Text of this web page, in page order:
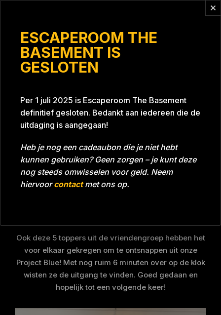
ESCAPEROOM THE
BASEMENT IS
GESLOTEN
Per 1 juli 2025 is Escaperoom The Basement
definitief gesloten. Bedankt aan iedereen die de
uitdaging is aangegaan!
Heb je nog een cadeaubon die je niet hebt
kunnen gebruiken? Geen zorgen – je kunt deze
nog steeds omwisselen voor geld. Neem
hiervoorcontactmet ons op.
Tijd 54:04 Datum 04-02-2023
Room Project Blue 26A8
Ook deze 5 toppers uit de vriendengroep hebben het
voor elkaar gekregen om te ontsnappen uit onze
Project Blue! Met nog ruim 6 minuten over op de klok
wisten ze de uitgang te vinden. Goed gedaan en
hopelijk tot een volgende keer!